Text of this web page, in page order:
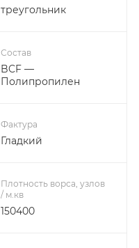
треугольник
Состав
BCF —
Полипропилен
Фактура
Гладкий
Плотность ворса, узлов
/ м.кв
150400